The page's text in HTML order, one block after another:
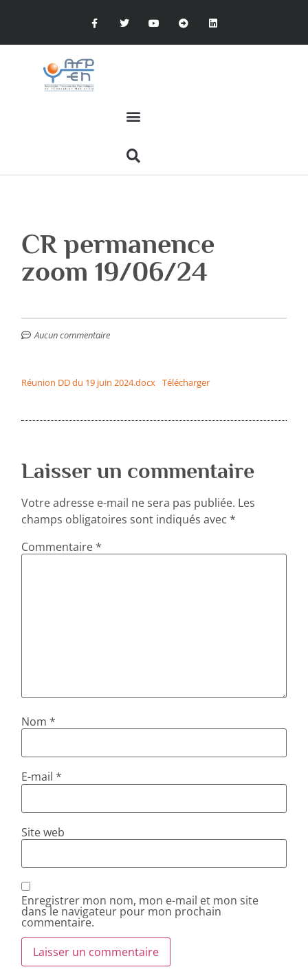
CR permanence
zoom 19/06/24
Aucun commentaire
Réunion DD du 19 juin 2024.docx Télécharger
Laisser un commentaire
Votre adresse e-mail ne sera pas publiée. Les
champs obligatoires sont indiqués avec*
Commentaire*
Nom*
E-mail*
Site web
Enregistrer mon nom, mon e-mail et mon site
dans le navigateur pour mon prochain
commentaire.